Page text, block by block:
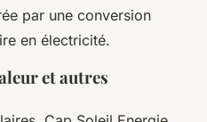
par une conversion
en électricité.
et autres